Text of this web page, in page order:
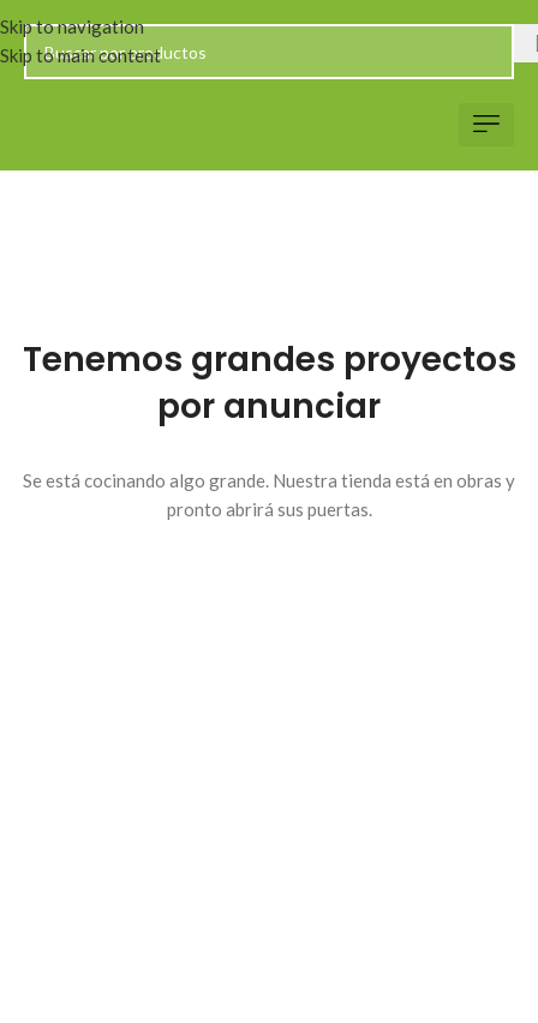
Skip to navigation
Skip to main content
Tenemos grandes proyectos
por anunciar
Se está cocinando algo grande. Nuestra tienda está en obras y
pronto abrirá sus puertas.